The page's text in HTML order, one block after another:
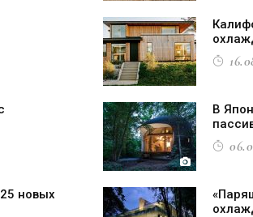
В
новых